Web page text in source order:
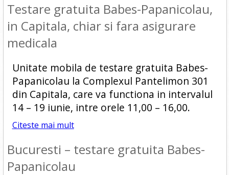
Testare gratuita Babes-Papanicolau,
in Capitala, chiar si fara asigurare
medicala
Unitate mobila de testare gratuita Babes-
Papanicolau la Complexul Pantelimon 301
din Capitala, care va functiona in intervalul
14 – 19 iunie, intre orele 11,00 – 16,00.
Citeste mai mult
Bucuresti – testare gratuita Babes-
Papanicolau